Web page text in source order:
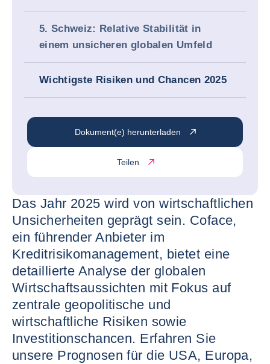
5. Schweiz: Relative Stabilität in
einem unsicheren globalen Umfeld
Wichtigste Risiken und Chancen 2025
Dokument(e) herunterladen
Teilen
Das Jahr 2025 wird von wirtschaftlichen
Unsicherheiten geprägt sein. Coface,
ein führender Anbieter im
Kreditrisikomanagement, bietet eine
detaillierte Analyse der globalen
Wirtschaftsaussichten mit Fokus auf
zentrale geopolitische und
wirtschaftliche Risiken sowie
Investitionschancen. Erfahren Sie
unsere Prognosen für die USA, Europa,